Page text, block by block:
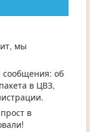
мы
сообщения: об
в ЦВЗ,
в